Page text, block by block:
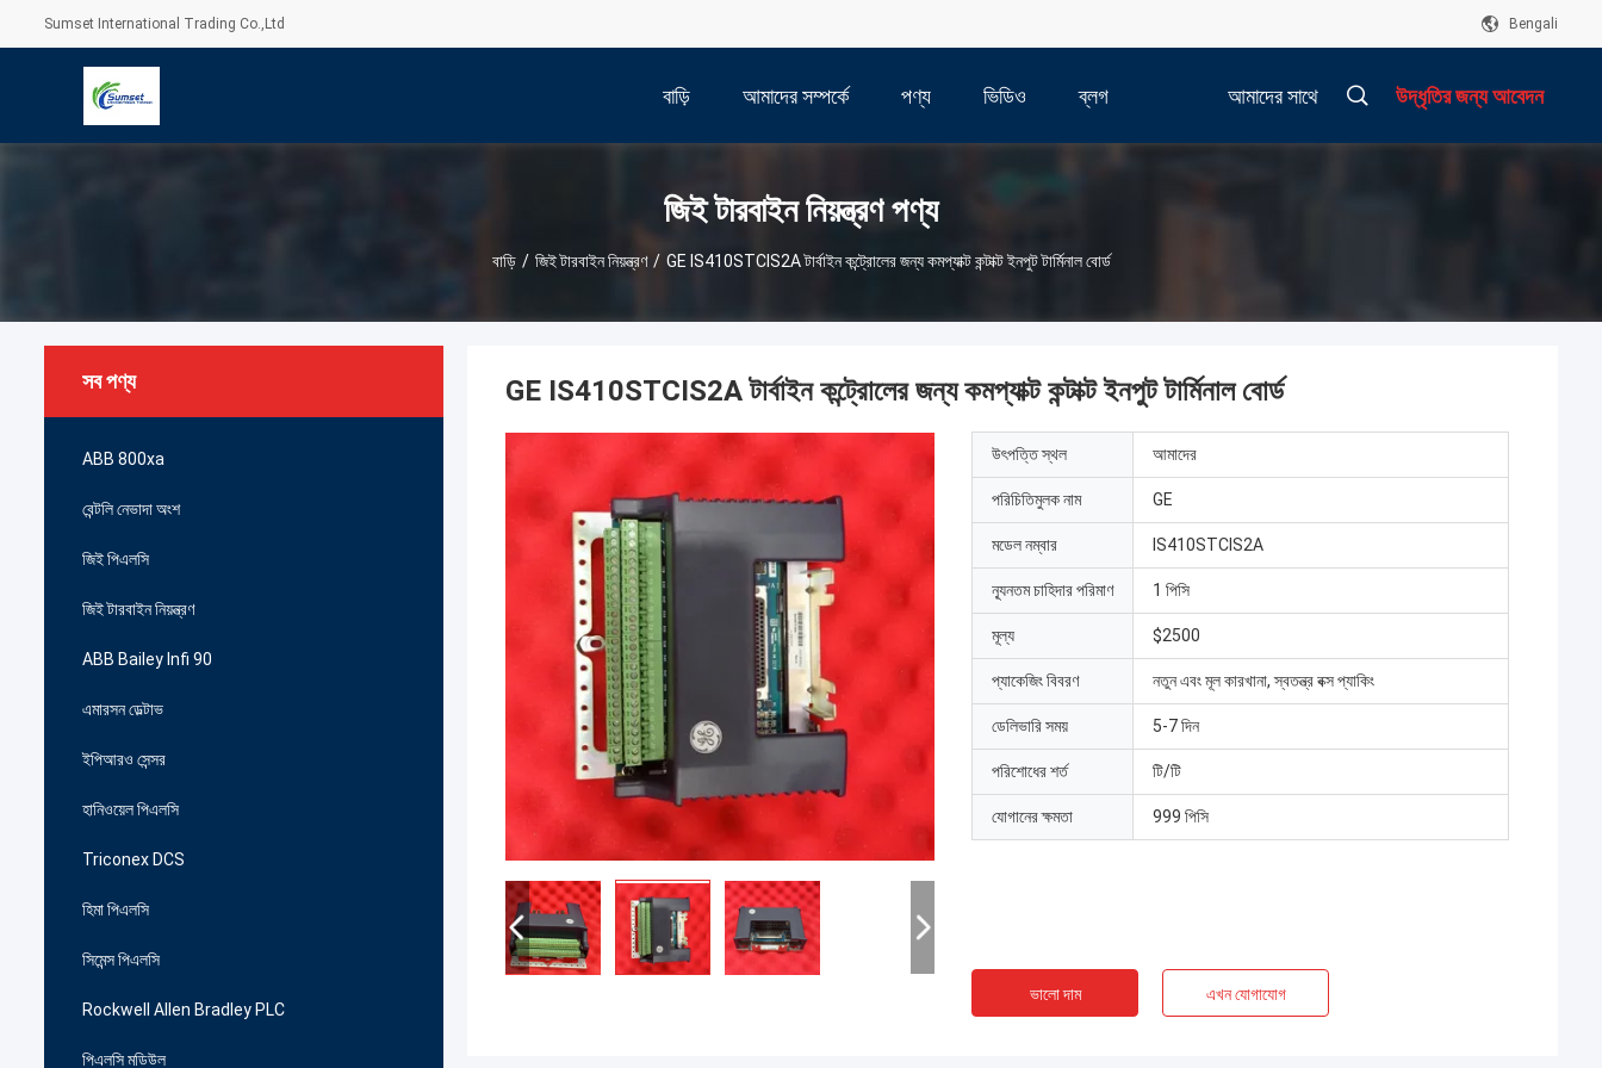
Sumset International Trading Co.,Ltd Bengali
বাড়ি আমাদের সম্পর্কে পণ্য ভিডিও ব্লগ আমাদের সাথে উদ্ধৃতির জন্য আবেদন
জিই টারবাইন নিয়ন্ত্রণ পণ্য
বাড়ি / জিই টারবাইন নিয়ন্ত্রণ / GE IS410STCIS2A টার্বাইন কন্ট্রোলের জন্য কমপ্যাক্ট কন্টাক্ট ইনপুট টার্মিনাল বোর্ড
সব পণ্য
ABB 800xa
বেন্টলি নেভাদা অংশ
জিই পিএলসি
জিই টারবাইন নিয়ন্ত্রণ
ABB Bailey Infi 90
এমারসন ডেল্টাভ
ইপিআরও সেন্সর
হানিওয়েল পিএলসি
Triconex DCS
হিমা পিএলসি
সিমেন্স পিএলসি
Rockwell Allen Bradley PLC
পিএলসি মডিউল
GE IS410STCIS2A টার্বাইন কন্ট্রোলের জন্য কমপ্যাক্ট কন্টাক্ট ইনপুট টার্মিনাল বোর্ড
উৎপত্তি স্থল আমাদের
পরিচিতিমুলক নাম GE
মডেল নম্বার IS410STCIS2A
ন্যূনতম চাহিদার পরিমাণ 1 পিসি
মূল্য $2500
প্যাকেজিং বিবরণ নতুন এবং মূল কারখানা, স্বতন্ত্র বক্স প্যাকিং
ডেলিভারি সময় 5-7 দিন
পরিশোধের শর্ত টি/টি
যোগানের ক্ষমতা 999 পিসি
ভালো দাম এখন যোগাযোগ